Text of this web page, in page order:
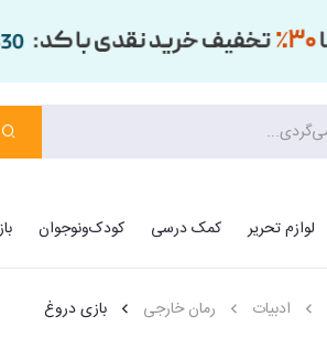
لوازم تحریر کمک درسی کودک‌ونوجوان
ادبیات رمان خارجی بازی دروغ